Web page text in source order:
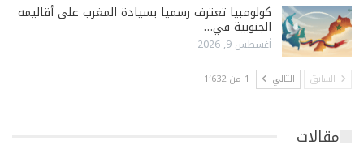
كولومبيا تعترف رسميا بسيادة المغرب على أقاليمه
الجنوبية في…
أغسطس 9, 2026
السابق التالي 1 من 1٬632
مقالات